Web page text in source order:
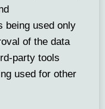
being used only
of the data
party tools
used for other